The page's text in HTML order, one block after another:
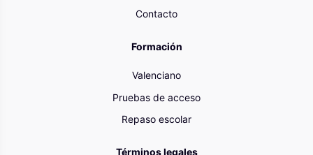
Contacto
Formación
Valenciano
Pruebas de acceso
Repaso escolar
Términos legales